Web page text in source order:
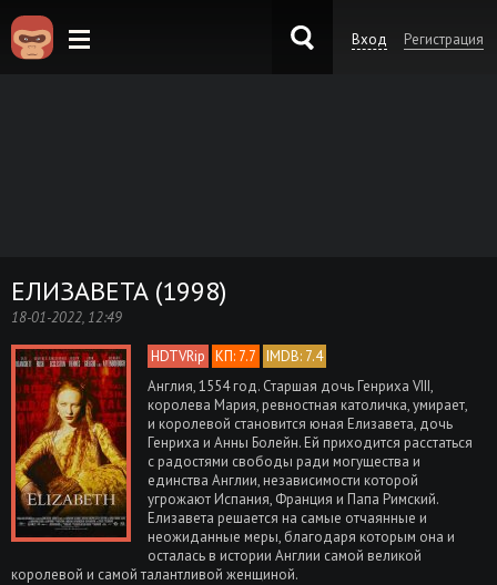
Вход Регистрация
ЕЛИЗАВЕТА (1998)
18-01-2022, 12:49
HDTVRip КП: 7.7 IMDB: 7.4
Англия, 1554 год. Старшая дочь Генриха VIII,
королева Мария, ревностная католичка, умирает,
и королевой становится юная Елизавета, дочь
Генриха и Анны Болейн. Ей приходится расстаться
с радостями свободы ради могущества и
единства Англии, независимости которой
угрожают Испания, Франция и Папа Римский.
Елизавета решается на самые отчаянные и
неожиданные меры, благодаря которым она и
осталась в истории Англии самой великой
королевой и самой талантливой женщиной.